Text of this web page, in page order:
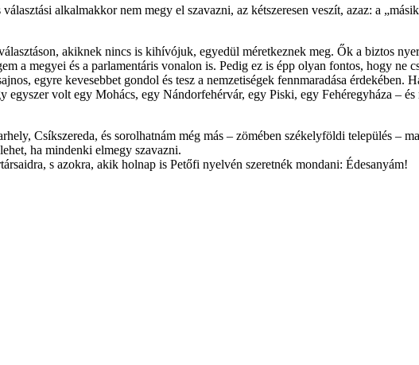
alkalmakkor nem megy el szavazni, az kétszeresen veszít, azaz: a
akiknek nincs is kihívójuk, egyedül méretkeznek meg. Ők a biztos
a megyei és a parlamentáris vonalon is. Pedig ez is épp olyan fontos, hogy ne
egyre kevesebbet gondol és tesz a nemzetiségek fennmaradása érdekében.
volt egy Mohács, egy Nándorfehérvár, egy Piski, egy Fehéregyháza –
Csíkszereda, és sorolhatnám még más – zömében székelyföldi település –
ha mindenki elmegy szavazni.
s azokra, akik holnap is Petőfi nyelvén szeretnék mondani: Édesanyám!